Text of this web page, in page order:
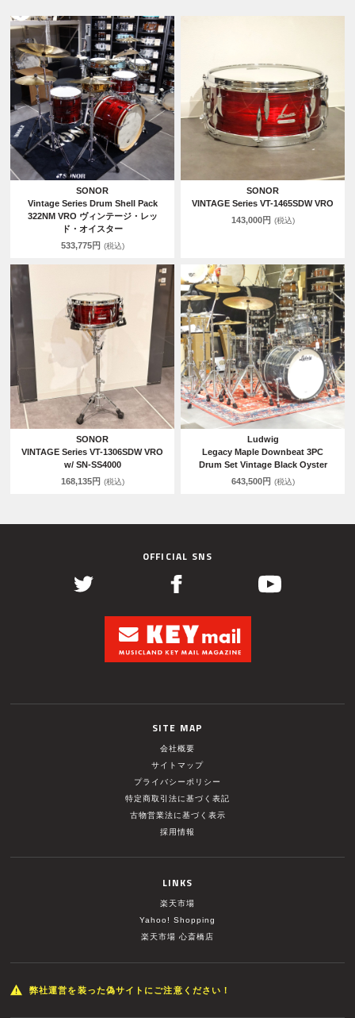
SONOR
Vintage Series Drum Shell Pack
322NM VRO ヴィンテージ・レッ
ド・オイスター
533,775円 (税込)
SONOR
VINTAGE Series VT-1465SDW VRO
143,000円 (税込)
SONOR
VINTAGE Series VT-1306SDW VRO
w/ SN-SS4000
168,135円 (税込)
Ludwig
Legacy Maple Downbeat 3PC
Drum Set Vintage Black Oyster
643,500円 (税込)
OFFICIAL SNS
SITE MAP
会社概要
サイトマップ
プライバシーポリシー
特定商取引法に基づく表記
古物営業法に基づく表示
採用情報
LINKS
楽天市場
Yahoo! Shopping
楽天市場 心斎橋店
弊社運営を装った偽サイトにご注意ください！